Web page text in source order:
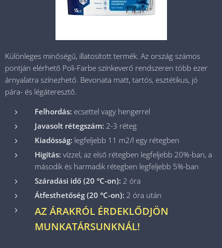
Különleges minőségű, illatosított termék. Az ország számos
pontján elérhető Poli-Farbe színkeverő rendszeren több ezer
árnyalatra színezhető. Bevonata matt, tartós, esztétikus, jó
pára- és légáteresztő.
Felhordás: ecsettel vagy hengerrel
Javasolt rétegszám: 2-3 réteg
Kiadósság: legfeljebb 11 m2/l egy rétegben
Hígítás: vízzel, az első rétegben legfeljebb 20%-ban, a
második és harmadik rétegben legfeljebb 5%-ban
Száradási idő (20 °C-on): 2 óra
Átfesthetőség (20 °C-on): 2 óra után
AZ ÁRAKRÓL ÉRDEKLŐDJÖN
MUNKATÁRSUNKNÁL!